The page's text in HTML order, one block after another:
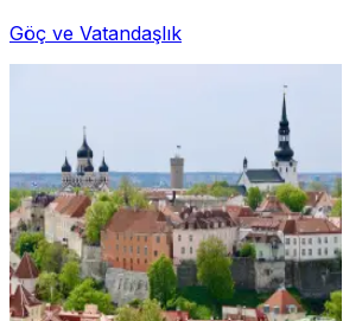
Göç ve Vatandaşlık